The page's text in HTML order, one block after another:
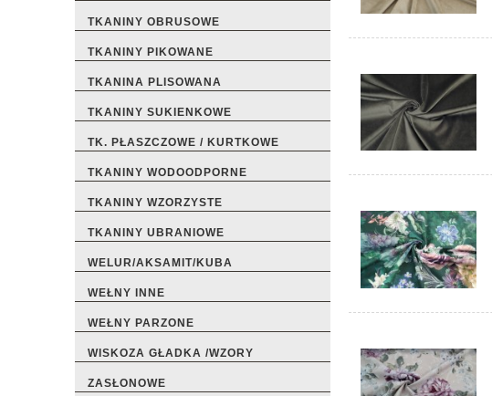
TKANINY OBRUSOWE
TKANINY PIKOWANE
TKANINA PLISOWANA
TKANINY SUKIENKOWE
TK. PŁASZCZOWE / KURTKOWE
TKANINY WODOODPORNE
TKANINY WZORZYSTE
TKANINY UBRANIOWE
WELUR/AKSAMIT/KUBA
WEŁNY INNE
WEŁNY PARZONE
WISKOZA GŁADKA /WZORY
ZASŁONOWE